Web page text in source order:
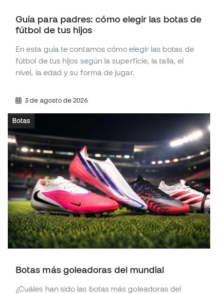
Guía para padres: cómo elegir las botas de
fútbol de tus hijos
En esta guía te contamos cómo elegir las botas de
fútbol de tus hijos según la superficie, la talla, el
nivel, la edad y su forma de jugar.
3 de agosto de 2026
Botas
Botas más goleadoras del mundial
¿Cuáles han sido las botas más goleadoras del